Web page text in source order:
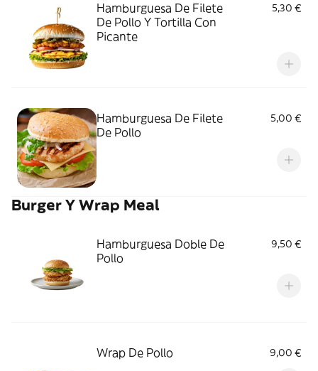
Hamburguesa De Filete
De Pollo Y Tortilla Con
Picante
5,30 €
Hamburguesa De Filete
De Pollo
5,00 €
Burger Y Wrap Meal
Hamburguesa Doble De
Pollo
9,50 €
Wrap De Pollo 9,00 €